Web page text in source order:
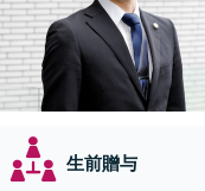
生前贈与